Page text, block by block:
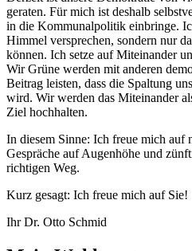
geraten. Für mich ist deshalb
in die Kommunalpolitik einbringe.
Himmel versprechen, sondern nur
können. Ich setze auf Miteinander
Wir Grüne werden mit anderen
Beitrag leisten, dass die Spaltung
wird. Wir werden das Miteinander
Ziel hochhalten.
In diesem Sinne: Ich freue mich auf
Gespräche auf Augenhöhe und
richtigen Weg.
Kurz gesagt: Ich freue mich auf Sie!
Ihr Dr. Otto Schmid